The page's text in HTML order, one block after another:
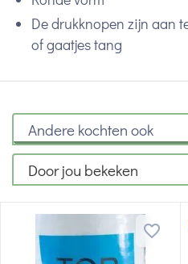
De drukknopen zijn aan
of gaatjes tang
Andere kochten ook
Door jou bekeken